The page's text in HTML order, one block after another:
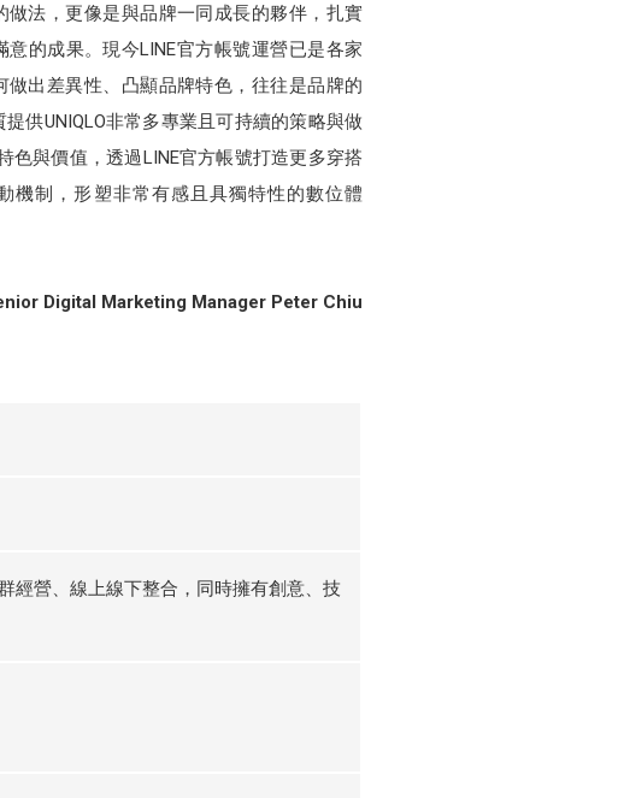
做法，更像是與品牌一同成長的夥伴，扎實
意的成果。現今LINE官方帳號運營已是各家
做出差異性、凸顯品牌特色，往往是品牌的
供UNIQLO非常多專業且可持續的策略與做
色與價值，透過LINE官方帳號打造更多穿搭
機制，形塑非常有感且具獨特性的數位體
Digital Marketing Manager Peter Chiu
經營、線上線下整合，同時擁有創意、技